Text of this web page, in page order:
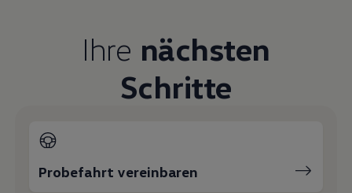
Ihre nächsten
Schritte
Probefahrt vereinbaren